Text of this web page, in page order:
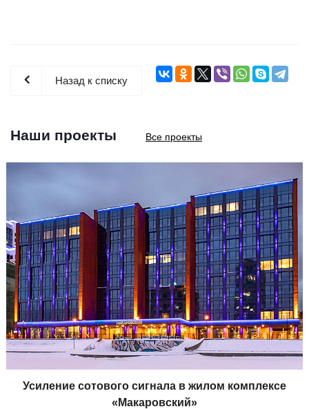
Назад к списку
Наши проекты Все проекты
Усиление сотового сигнала в жилом комплексе
«Макаровский»